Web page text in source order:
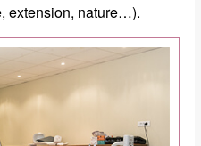
extension, nature…).